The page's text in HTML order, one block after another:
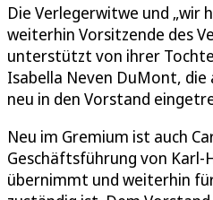
Die Verlegerwitwe und „wir
weiterhin Vorsitzende des
unterstützt von ihrer
Isabella Neven DuMont,
neu in den Vorstand
Neu im Gremium ist auch
Geschäftsführung von Karl-
übernimmt und weiterhin